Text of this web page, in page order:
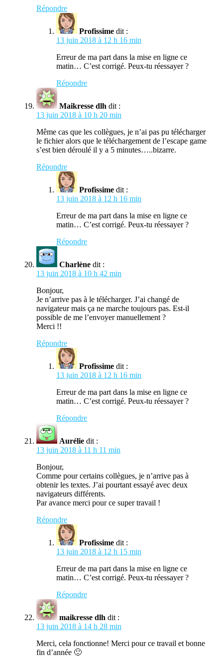
Répondre
Profissime dit :
13 juin 2018 à 12 h 16 min
Erreur de ma part dans la mise en ligne ce
matin… C’est corrigé. Peux-tu réessayer ?
Répondre
Maikresse dlh dit :
13 juin 2018 à 10 h 20 min
Même cas que les collègues, je n’ai pas pu télécharger
le fichier alors que le téléchargement de l’escape game
s’est bien déroulé il y a 5 minutes…..bizarre.
Répondre
Profissime dit :
13 juin 2018 à 12 h 16 min
Erreur de ma part dans la mise en ligne ce
matin… C’est corrigé. Peux-tu réessayer ?
Répondre
Charlène dit :
13 juin 2018 à 10 h 42 min
Bonjour,
Je n’arrive pas à le télécharger. J’ai changé de
navigateur mais ça ne marche toujours pas. Est-il
possible de me l’envoyer manuellement ?
Merci !!
Répondre
Profissime dit :
13 juin 2018 à 12 h 16 min
Erreur de ma part dans la mise en ligne ce
matin… C’est corrigé. Peux-tu réessayer ?
Répondre
Aurélie dit :
13 juin 2018 à 11 h 11 min
Bonjour,
Comme pour certains collègues, je n’arrive pas à
obtenir les textes. J’ai pourtant essayé avec deux
navigateurs différents.
Par avance merci pour ce super travail !
Répondre
Profissime dit :
13 juin 2018 à 12 h 15 min
Erreur de ma part dans la mise en ligne ce
matin… C’est corrigé. Peux-tu réessayer ?
Répondre
maikresse dlh dit :
13 juin 2018 à 14 h 28 min
Merci, cela fonctionne! Merci pour ce travail et bonne
fin d’année 🙂